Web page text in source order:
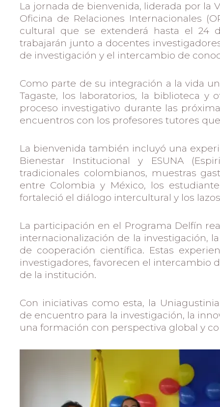
La jornada de bienvenida, liderada por la
Oficina de Relaciones Internacionales
cultural que se extenderá hasta el 24
trabajarán junto a docentes
de investigación y el intercambio de
Como parte de su integración a la vida
Tagaste, los laboratorios, la biblioteca y
proceso investigativo durante las
encuentros con los profesores tutores
La bienvenida también incluyó una
Bienestar Institucional y ESUNA
tradicionales colombianos, muestras
entre Colombia y México, los
fortaleció el diálogo intercultural y los
La participación en el Programa Delfín
internacionalización de la investigación,
de cooperación científica. Estas
investigadores, favorecen el intercambio
de la institución.
Con iniciativas como esta, la
de encuentro para la investigación, la
una formación con perspectiva global y